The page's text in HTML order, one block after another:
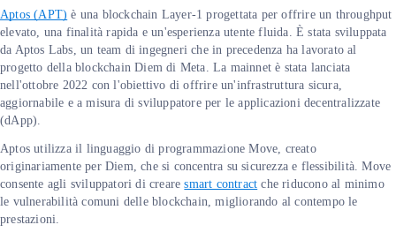
Aptos (APT) è una blockchain Layer-1 progettata per offrire un throughput
elevato, una finalità rapida e un'esperienza utente fluida. È stata sviluppata
da Aptos Labs, un team di ingegneri che in precedenza ha lavorato al
progetto della blockchain Diem di Meta. La mainnet è stata lanciata
nell'ottobre 2022 con l'obiettivo di offrire un'infrastruttura sicura,
aggiornabile e a misura di sviluppatore per le applicazioni decentralizzate
(dApp).
Aptos utilizza il linguaggio di programmazione Move, creato
originariamente per Diem, che si concentra su sicurezza e flessibilità. Move
consente agli sviluppatori di crearesmart contract che riducono al minimo
le vulnerabilità comuni delle blockchain, migliorando al contempo le
prestazioni.